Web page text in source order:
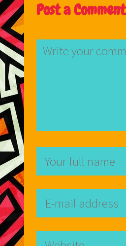
Post a Comment